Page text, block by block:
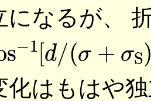
になるが、
− 1 [ d /( +
化はもはや